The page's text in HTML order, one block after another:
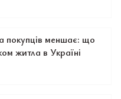
покупців меншає: що
житла в Україні